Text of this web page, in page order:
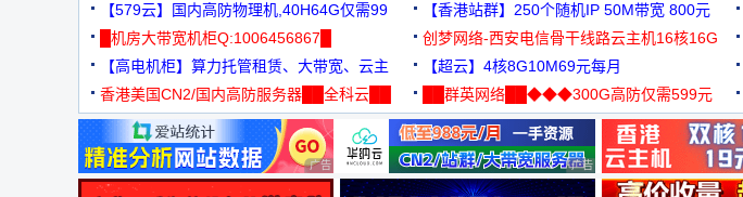
【579云】国内高防物理机,40H64G仅需99
元
【香港站群】250个随机IP 50M带宽 800元
█机房大带宽机柜Q:1006456867█
创梦网络-西安电信骨干线路云主机16核16G
88元/月
【高电机柜】算力托管租赁、大带宽、云主
机
【超云】4核8G10M69元每月
香港美国CN2/国内高防服务器██全科云██
██群英网络██◆◆◆300G高防仅需599元
◆◆◆
广告 商业广告，理性选择 广告 商业广告，理性选择